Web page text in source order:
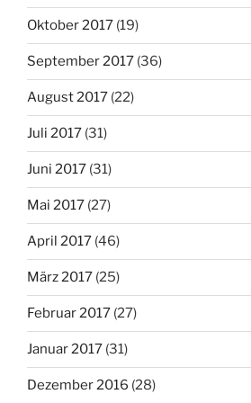
Oktober 2017 (19)
September 2017 (36)
August 2017 (22)
Juli 2017 (31)
Juni 2017 (31)
Mai 2017 (27)
April 2017 (46)
März 2017 (25)
Februar 2017 (27)
Januar 2017 (31)
Dezember 2016 (28)